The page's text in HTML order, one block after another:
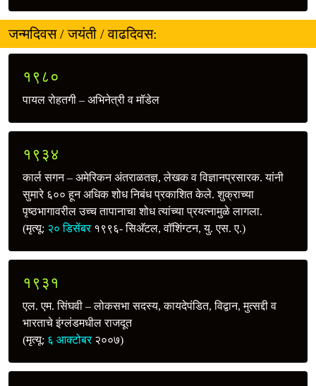
जन्मदिवस / जयंती / वाढदिवस:
१९८०
पायल रोहतगी – अभिनेत्री व मॉडेल
१९३४
कार्ल सगन – अमेरिकन अंतराळतज्ञ, लेखक व विज्ञानप्रसारक. यांनी
सुमारे ६०० हून अधिक शोध निबंध प्रकाशित केले. शुक्राच्या
पृष्ठभागावरील उच्‍च तापानाचा शोध त्यांच्या प्रयत्‍नामुळे लागला.
(मृत्यू: २० डिसेंबर१९९६- सिअ‍ॅटल, वॉशिंग्टन, यु. एस. ए.)
१९३१
एल. एम. सिंघवी – लोकसभा सदस्य, कायदेपंडित, विद्वान, मुत्सद्दी व
भारताचे इंग्लंडमधील राजदूत
(मृत्यू: ६ आक्टोबर२००७)